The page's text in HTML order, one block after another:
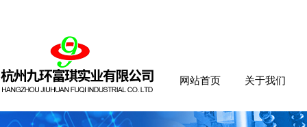
网站首页 关于我们